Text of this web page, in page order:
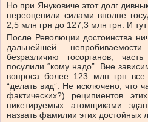
Но при Януковиче этот долг
переоценили силами вполне
2,5 млн грн до 127,3 млн грн. И тут
После Революции достоинства
дальнейшей
безразличию госорганов,
посулили “кому надо”. Вне
вопроса более 123 млн грн
“делать вид”. Не исключено, что
фактических?) реципиентов
пикетируемых атомщиками
назвать фамилии этих достойных